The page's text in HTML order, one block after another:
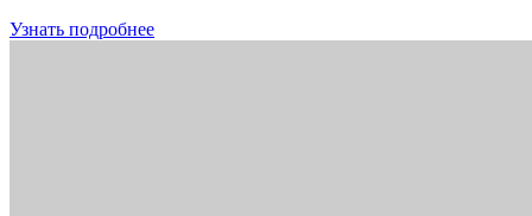
Узнать подробнее